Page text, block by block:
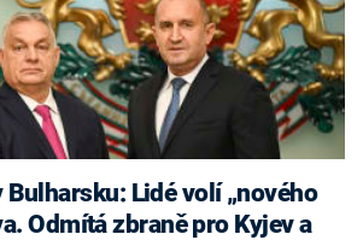
Odmítá zbraně pro Kyjev a